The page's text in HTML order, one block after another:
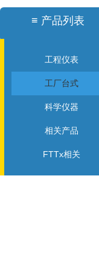
≡ 产品列表
工程仪表
工厂台式
科学仪器
相关产品
FTTx相关